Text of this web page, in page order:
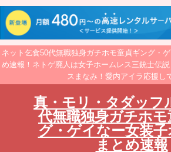
ネット乞食50代無職独身ガチホモ童貞ギング・
め速報！ネトゲ廃人は女子ホームレス三銃士伝
スまなみ！愛内アイラ応援し
真・モリ・タダッフ
代無職独身ガチホモ
グ・ゲイなー女装
まとめ速報